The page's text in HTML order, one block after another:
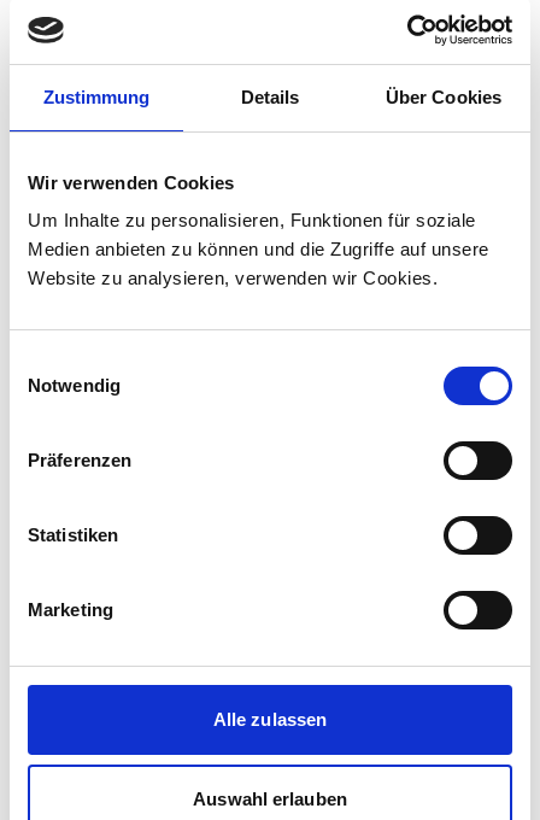
Zustimmung Details Über Cookies
Wir verwenden Cookies
Um Inhalte zu personalisieren, Funktionen für soziale
Medien anbieten zu können und die Zugriffe auf unsere
Website zu analysieren, verwenden wir Cookies.
Notwendig
Präferenzen
Statistiken
Marketing
Alle zulassen
Auswahl erlauben
Jetzt Jobangebote entdecken
Engagement für die
Gesellschaft
An all unseren Standorte ist es uns ein grosses
Anliegen, mit den lokalen Gemeinschaften zu
Lesen Sie hier zu unserem gesellschaftlichen
Success Stories
Photovoltaik - Strom aus